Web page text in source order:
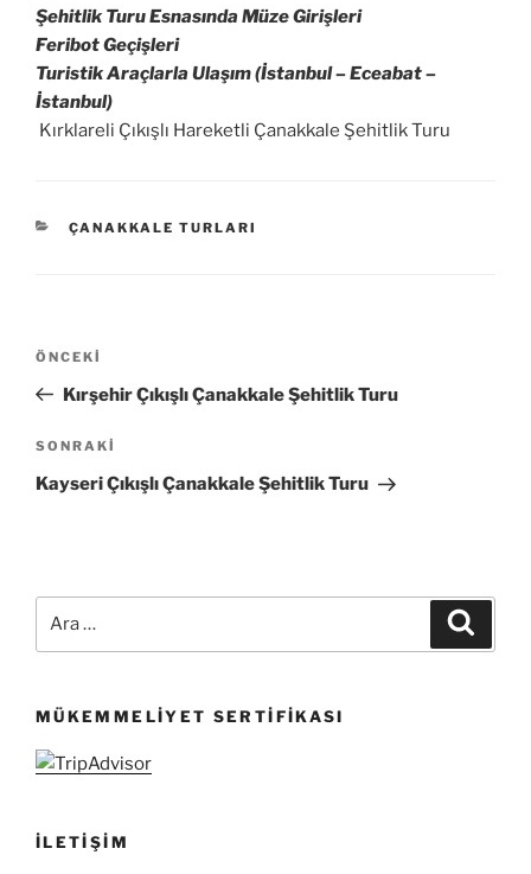
Şehitlik Turu Esnasında Müze Girişleri
Feribot Geçişleri
Turistik Araçlarla Ulaşım (İstanbul – Eceabat –
İstanbul)
Kırklareli Çıkışlı Hareketli Çanakkale Şehitlik Turu
KATEGORILER
ÇANAKKALE TURLARI
Yazı
Önceki
Yazı
ÖNCEKI
Kırşehir Çıkışlı Çanakkale Şehitlik Turu
Sonraki
Yazı
SONRAKI
Kayseri Çıkışlı Çanakkale Şehitlik Turu
MÜKEMMELIYET SERTIFIKASI
İLETIŞIM